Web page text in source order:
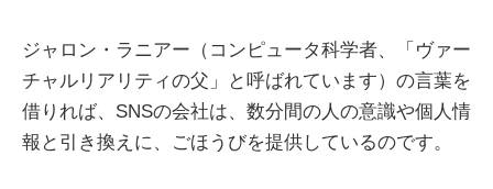
ジャロン・ラニアー（コンピュータ科学者、「ヴァー
チャルリアリティの父」と呼ばれています）の言葉を
借りれば、SNSの会社は、数分間の人の意識や個人情
報と引き換えに、ごほうびを提供しているのです。